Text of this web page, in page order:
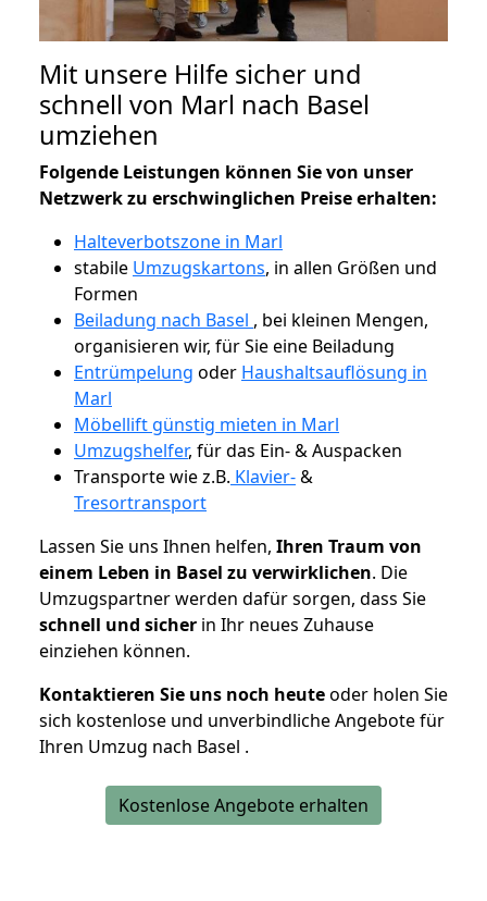
Mit unsere Hilfe sicher und
schnell von Marl nach Basel
umziehen
Folgende Leistungen können Sie von unser
Netzwerk zu erschwinglichen Preise erhalten:
Halteverbotszone in Marl
stabile Umzugskartons, in allen Größen und
Formen
Beiladung nach Basel , bei kleinen Mengen,
organisieren wir, für Sie eine Beiladung
Entrümpelung oder Haushaltsauflösung in
Marl
Möbellift günstig mieten in Marl
Umzugshelfer, für das Ein- & Auspacken
Transporte wie z.B. Klavier-&
Tresortransport
Lassen Sie uns Ihnen helfen, Ihren Traum von
einem Leben in Basel zu verwirklichen. Die
Umzugspartner werden dafür sorgen, dass Sie
schnell und sicher in Ihr neues Zuhause
einziehen können.
Kontaktieren Sie uns noch heuteoder holen Sie
sich kostenlose und unverbindliche Angebote für
Ihren Umzug nach Basel .
Kostenlose Angebote erhalten